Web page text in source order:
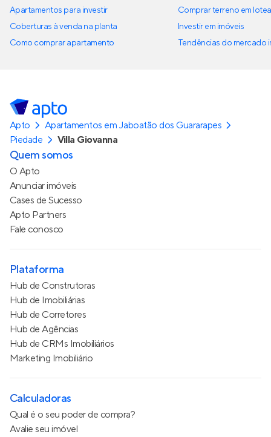
Apartamentos para investir
Coberturas à venda na planta
Como comprar apartamento
Comprar terreno em
Investir em imóveis
Tendências do mercado
Apto
Apartamentos em Jaboatão dos Guararapes
Piedade
Villa Giovanna
Quem somos
O Apto
Anunciar imóveis
Cases de Sucesso
Apto Partners
Fale conosco
Plataforma
Hub de Construtoras
Hub de Imobiliárias
Hub de Corretores
Hub de Agências
Hub de CRMs Imobiliários
Marketing Imobiliário
Calculadoras
Qual é o seu poder de compra?
Avalie seu imóvel